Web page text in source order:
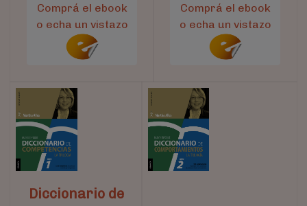
Comprá el ebook
o echa un vistazo
Comprá el ebook
o echa un vistazo
Diccionario de